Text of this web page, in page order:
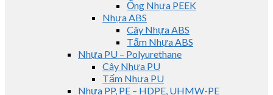
Ống Nhựa PEEK
Nhựa ABS
Cây Nhựa ABS
Tấm Nhựa ABS
Nhựa PU – Polyurethane
Cây Nhựa PU
Tấm Nhựa PU
Nhựa PP, PE – HDPE, UHMW-PE